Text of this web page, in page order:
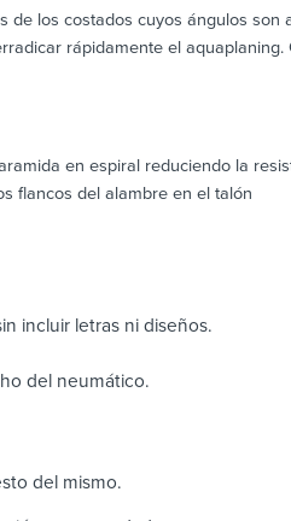
de los costados cuyos ángulos son
rápidamente el aquaplaning.
en espiral reduciendo la
flancos del alambre en el talón
incluir letras ni diseños.
del neumático.
del mismo.